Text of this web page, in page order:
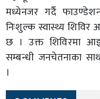
मध्येनजर गर्दै
निःशुल्क स्वास्थ्य
छ । उक्त शिविरमा
सम्बन्धी जनचेतनाका
।